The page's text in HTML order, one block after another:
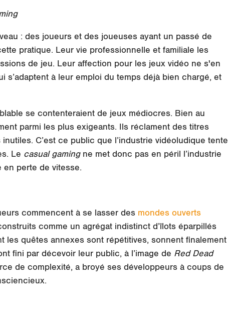
: des joueurs et des joueuses ayant un passé de
pratique. Leur vie professionnelle et familiale les
de jeu. Leur affection pour les jeux vidéo ne s'en
à leur emploi du temps déjà bien chargé, et
se contenteraient de jeux médiocres. Bien au
parmi les plus exigeants. Ils réclament des titres
C’est ce public que l’industrie vidéoludique tente
Le casual gamingne met donc pas en péril l’industrie
en perte de vitesse.
commencent à se lasser des mondes ouverts
comme un agrégat indistinct d’îlots éparpillés
les quêtes annexes sont répétitives, sonnent finalement
fini par décevoir leur public, à l’image de Red Dead
de complexité, a broyé ses développeurs à coups de